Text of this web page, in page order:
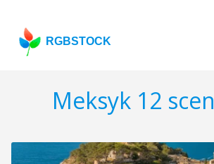
RGBSTOCK
Meksyk 12 scen